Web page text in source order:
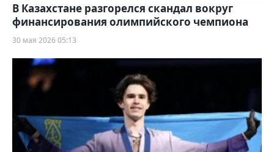
В Казахстане разгорелся скандал вокруг
финансирования олимпийского чемпиона
30 мая 2026 05:13